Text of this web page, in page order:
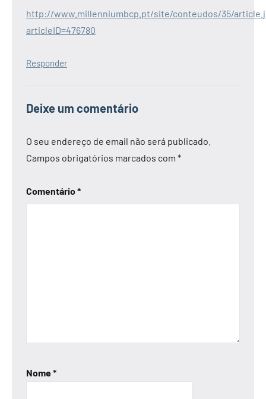
http://www.millenniumbcp.pt/site/conteudos/35/
articleID=476780
Responder
Deixe um comentário
O seu endereço de email não será publicado.
Campos obrigatórios marcados com *
Comentário*
Nome*